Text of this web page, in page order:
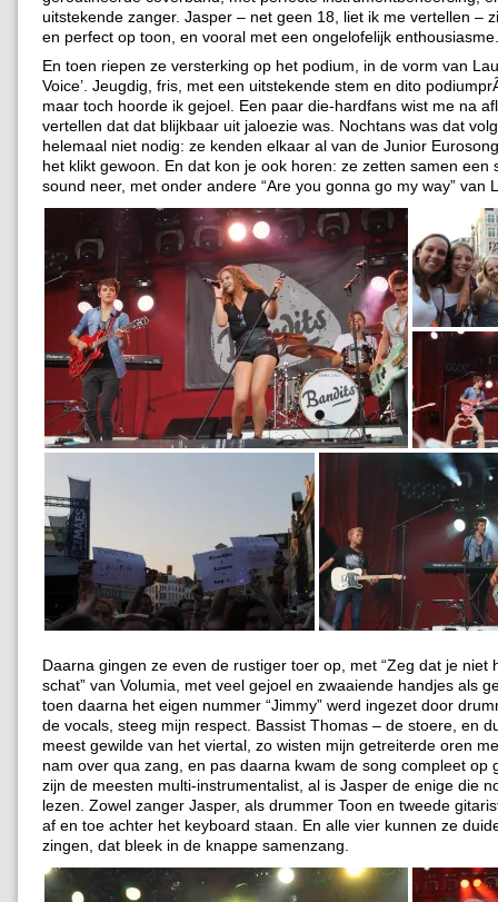
uitstekende zanger. Jasper – net geen 18, liet ik me vertellen –
en perfect op toon, en vooral met een ongelofelijk enthousiasme.
En toen riepen ze versterking op het podium, in de vorm van
Voice’. Jeugdig, fris, met een uitstekende stem en dito
maar toch hoorde ik gejoel. Een paar die-hardfans wist me na
vertellen dat dat blijkbaar uit jaloezie was. Nochtans was dat
helemaal niet nodig: ze kenden elkaar al van de Junior
het klikt gewoon. En dat kon je ook horen: ze zetten samen een
sound neer, met onder andere “Are you gonna go my way” van
Daarna gingen ze even de rustiger toer op, met “Zeg dat je niet
schat” van Volumia, met veel gejoel en zwaaiende handjes als
toen daarna het eigen nummer “Jimmy” werd ingezet door
de vocals, steeg mijn respect. Bassist Thomas – de stoere, en
meest gewilde van het viertal, zo wisten mijn getreiterde oren
nam over qua zang, en pas daarna kwam de song compleet op
zijn de meesten multi-instrumentalist, al is Jasper de enige die
lezen. Zowel zanger Jasper, als drummer Toon en tweede
af en toe achter het keyboard staan. En alle vier kunnen ze
zingen, dat bleek in de knappe samenzang.